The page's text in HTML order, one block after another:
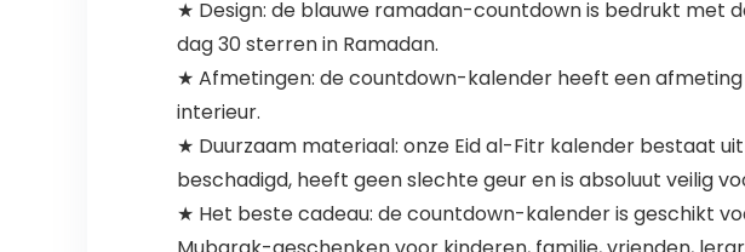
★ Design: de blauwe ramadan-countdown is bedrukt met
dag 30 sterren in Ramadan.
★ Afmetingen: de countdown-kalender heeft een
interieur.
★ Duurzaam materiaal: onze Eid al-Fitr kalender bestaat
beschadigd, heeft geen slechte geur en is absoluut veilig
★ Het beste cadeau: de countdown-kalender is geschikt